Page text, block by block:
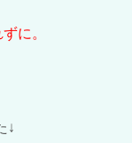
に。
↓